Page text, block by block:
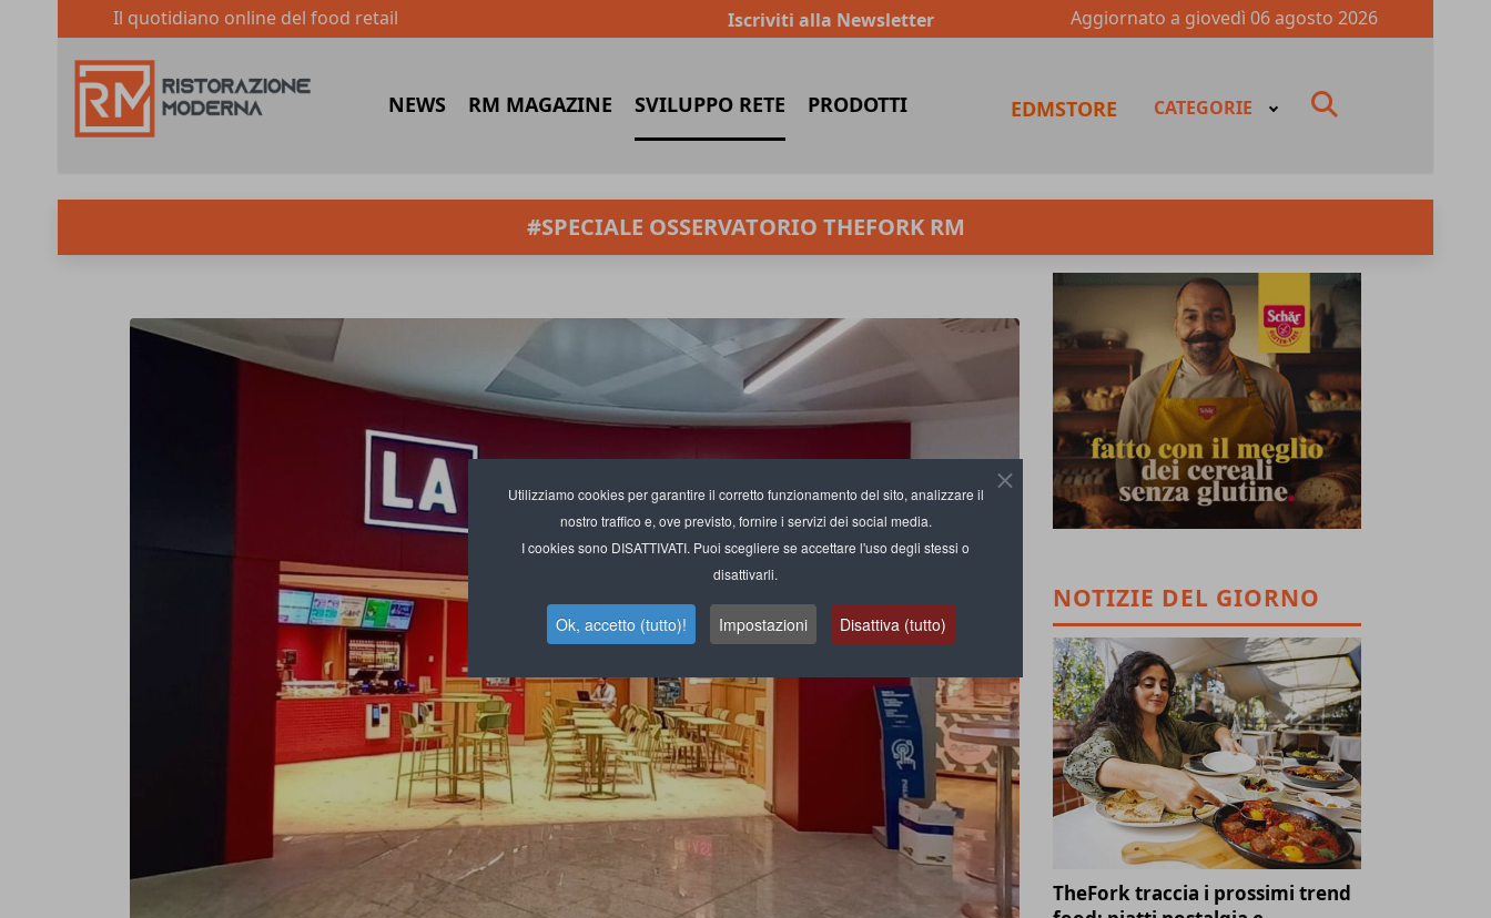
Utilizziamo cookies per garantire il corretto funzionamento del sito, analizzare il
nostro traffico e, ove previsto, fornire i servizi dei social media.
I cookies sono DISATTIVATI. Puoi scegliere se accettare l'uso degli stessi o
disattivarli.
Ok, accetto (tutto)! Impostazioni Disattiva (tutto)
Il quotidiano online del food retail Iscriviti alla Newsletter Aggiornato a giovedì 06 agosto 2026
NEWS RM MAGAZINE SVILUPPO RETE PRODOTTI EDMSTORE CATEGORIE
#SPECIALE OSSERVATORIO THEFORK RM
NOTIZIE DEL GIORNO
TheFork traccia i prossimi trend